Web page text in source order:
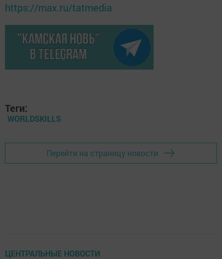
https://max.ru/tatmedia
Теги:
WORLDSKILLS
Перейти на страницу новости
ЦЕНТРАЛЬНЫЕ НОВОСТИ